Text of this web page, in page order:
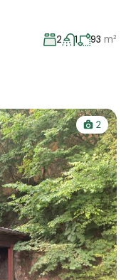
2 1 93 m²
2